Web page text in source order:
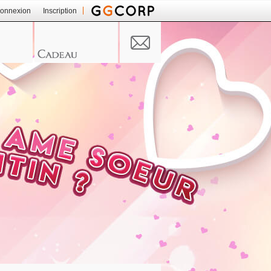
Inscription